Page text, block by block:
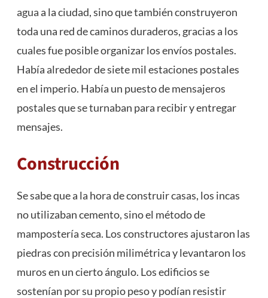
aguaa la ciudad, sino que también construyeron
toda una red de caminos duraderos, gracias a los
cuales fue posible organizar los envíos postales.
Había alrededor de siete mil estaciones postales
en el imperio. Había un puesto de mensajeros
postales que se turnaban para recibir y entregar
mensajes.
Construcción
Se sabe que a la hora de construir casas, los incas
no utilizaban cemento, sino el método de
mampostería seca. Los constructores ajustaron las
piedras con precisión milimétrica y levantaron los
muros en un cierto ángulo. Los edificios se
sostenían por su propio peso y podían resistir